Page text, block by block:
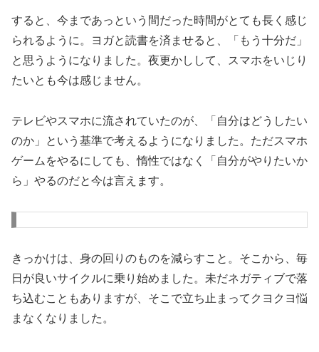
すると、今まであっという間だった時間がとても長く感じ
られるように。ヨガと読書を済ませると、「もう十分だ」
と思うようになりました。夜更かしして、スマホをいじり
たいとも今は感じません。
テレビやスマホに流されていたのが、「自分はどうしたい
のか」という基準で考えるようになりました。ただスマホ
ゲームをやるにしても、惰性ではなく「自分がやりたいか
ら」やるのだと今は言えます。
きっかけは、身の回りのものを減らすこと。そこから、毎
日が良いサイクルに乗り始めました。未だネガティブで落
ち込むこともありますが、そこで立ち止まってクヨクヨ悩
まなくなりました。